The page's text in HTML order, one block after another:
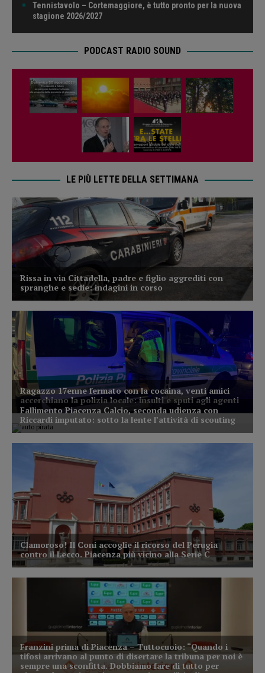
Tennistavolo – Cortemaggiore, è tutto pronto per la nuova
stagione 2026/2027
PODCAST RADIO SOUND
LE PIÙ LETTE DELLA SETTIMANA